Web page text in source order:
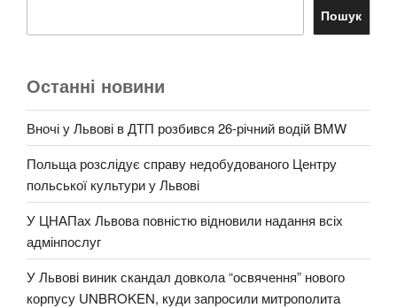
Пошук
Останні новини
Вночі у Львові в ДТП розбився 26-річний водій BMW
Польща розслідує справу недобудованого Центру
польської культури у Львові
У ЦНАПах Львова повністю відновили надання всіх
адмінпослуг
У Львові виник скандал довкола “освячення” нового
корпусу UNBROKEN, куди запросили митрополита